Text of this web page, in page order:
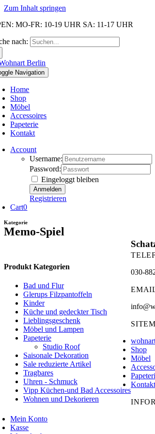
Zum Inhalt springen
MO-FR: 10-19 UHR SA: 11-17 UHR
nach:
Navigation
Home
Shop
Möbel
Accessoires
Papeterie
Kontakt
Account
Username:
Password:
Eingeloggt bleiben
Registrieren
Cart0
Kategorie
Memo-Spiel
Produkt Kategorien
Bad und Flur
Glerups Filzpantoffeln
Kinder
Küche und gedeckter Tisch
Lieblingsgeschenk
Möbel und Lampen
Papeterie
Studio Roof
Saisonale Dekoration
Sale reduzierte Artikel
Tragbares
Uhren - Schmuck
Vipp Küchen-und Bad Accessoires
Wohnen und Dekorieren
030-
Shop
Möbel
Kontakt
Mein Konto
Kasse